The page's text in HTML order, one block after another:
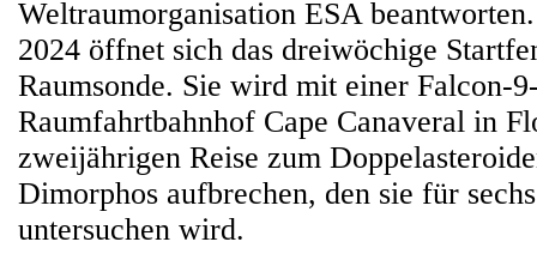
Weltraumorganisation ESA
2024 öffnet sich das dreiwöchige
Raumsonde. Sie wird mit einer Falcon-
Raumfahrtbahnhof Cape Canaveral in
zweijährigen Reise zum
Dimorphos aufbrechen, den sie für
untersuchen wird.